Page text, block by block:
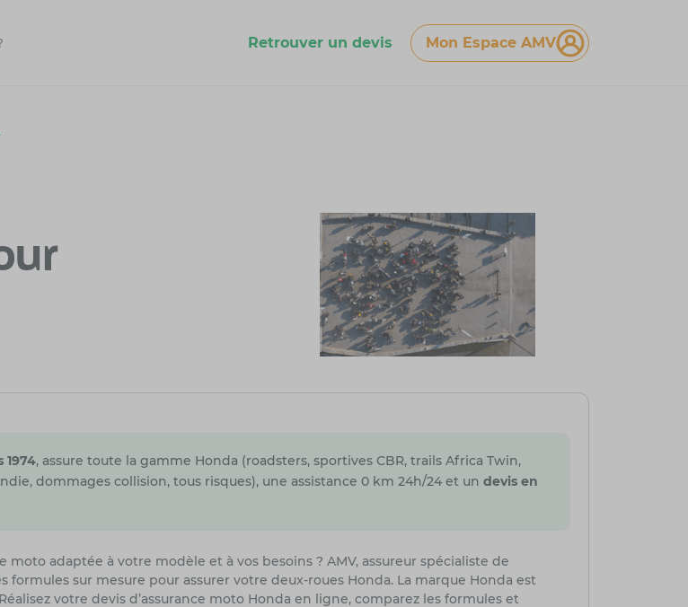
Retrouver un devis Mon Espace AMV
1974, assure toute la gamme Honda (roadsters, sportives CBR, trails Africa Twin,
dommages collision, tous risques), une assistance 0 km 24h/24 et un devis en
moto adaptée à votre modèle et à vos besoins ? AMV, assureur spécialiste de
formules sur mesure pour assurer votre deux-roues Honda. La marque Honda est
votre devis d’assurance moto Honda en ligne, comparez les formules et